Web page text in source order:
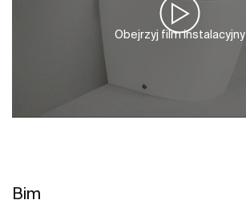
Obejrzyj film instalacyjny
Bim